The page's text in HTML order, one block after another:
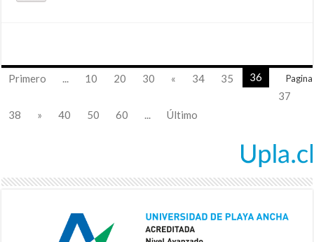
Pagina
Primero ... 10 20 30 « 34 35
36
37
38
» 40 50 60 ... Último